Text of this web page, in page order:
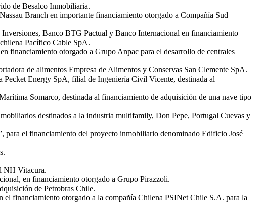
de Besalco Inmobiliaria.
Branch en importante financiamiento otorgado a Compañía Sud
Banco BTG Pactual y Banco Internacional en financiamiento
Pacífico Cable SpA.
financiamiento otorgado a Grupo Anpac para el desarrollo de centrales
de alimentos Empresa de Alimentos y Conservas San Clemente SpA.
Pecket Energy SpA, filial de Ingeniería Civil Vicente, destinada al
Somarco, destinada al financiamiento de adquisición de una nave tipo
destinados a la industria multifamily, Don Pepe, Portugal Cuevas y
para el financiamiento del proyecto inmobiliario denominado Edificio José
NH Vitacura.
en financiamiento otorgado a Grupo Pirazzoli.
de Petrobras Chile.
financiamiento otorgado a la compañía Chilena PSINet Chile S.A. para la